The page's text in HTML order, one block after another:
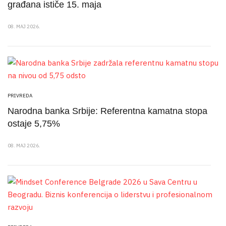
građana ističe 15. maja
08. MAJ 2026.
PRIVREDA
Narodna banka Srbije: Referentna kamatna stopa
ostaje 5,75%
08. MAJ 2026.